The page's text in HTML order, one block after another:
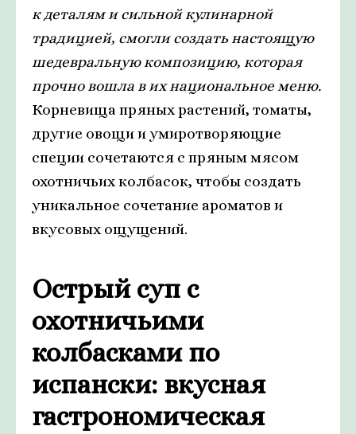
к деталям и сильной кулинарной
традицией, смогли создать настоящую
шедевральную композицию, которая
прочно вошла в их национальное меню.
Корневища пряных растений, томаты,
другие овощи и умиротворяющие
специи сочетаются с пряным мясом
охотничьих колбасок, чтобы создать
уникальное сочетание ароматов и
вкусовых ощущений.
Острый суп с
охотничьими
колбасками по
испански: вкусная
гастрономическая